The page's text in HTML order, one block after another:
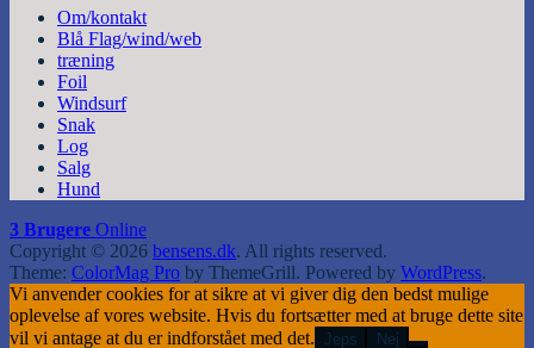
Om/kontakt
Blå Flag/wind/web
træning
Foil
Windsurf
Snak
Log
Salg
Hund
3 Brugere Online
Copyright © 2026 bensens.dk. All rights reserved.
Theme: ColorMag Pro by ThemeGrill. Powered by WordPress.
Vi anvender cookies for at sikre at vi giver dig den bedst mulige
oplevelse af vores website. Hvis du fortsætter med at bruge dette site
vil vi antage at du er indforstået med det. Jeps Nej